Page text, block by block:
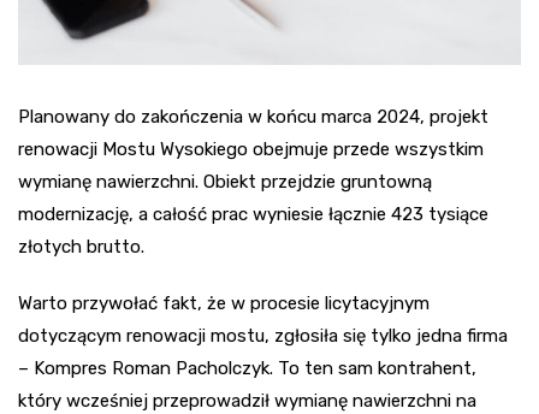
Planowany do zakończenia w końcu marca 2024, projekt
renowacji Mostu Wysokiego obejmuje przede wszystkim
wymianę nawierzchni. Obiekt przejdzie gruntowną
modernizację, a całość prac wyniesie łącznie 423 tysiące
złotych brutto.
Warto przywołać fakt, że w procesie licytacyjnym
dotyczącym renowacji mostu, zgłosiła się tylko jedna firma
– Kompres Roman Pacholczyk. To ten sam kontrahent,
który wcześniej przeprowadził wymianę nawierzchni na